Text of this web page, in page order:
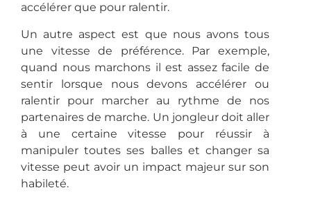
accélérer que pour ralentir.
Un autre aspect est que nous avons tous
une vitesse de préférence. Par exemple,
quand nous marchons il est assez facile de
sentir lorsque nous devons accélérer ou
ralentir pour marcher au rythme de nos
partenaires de marche. Un jongleur doit aller
à une certaine vitesse pour réussir à
manipuler toutes ses balles et changer sa
vitesse peut avoir un impact majeur sur son
habileté.